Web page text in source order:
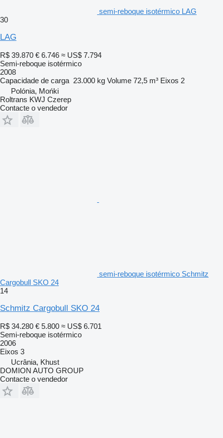
semi-reboque isotérmico LAG
30
LAG
R$ 39.870 € 6.746 ≈ US$ 7.794
Semi-reboque isotérmico
2008
Capacidade de carga 23.000 kg Volume 72,5 m³ Eixos 2
Polónia, Mońki
Roltrans KWJ Czerep
Contacte o vendedor
semi-reboque isotérmico Schmitz
Cargobull SKO 24
14
Schmitz Cargobull SKO 24
R$ 34.280 € 5.800 ≈ US$ 6.701
Semi-reboque isotérmico
2006
Eixos 3
Ucrânia, Khust
DOMION AUTO GROUP
Contacte o vendedor